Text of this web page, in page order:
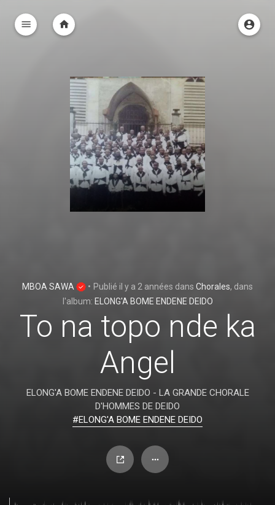
MBOA SAWA • Publié il y a 2 années dans Chorales, dans
l'album: ELONG'A BOME ENDENE DEIDO
To na topo nde ka
Angel
ELONG'A BOME ENDENE DEIDO - LA GRANDE CHORALE
D'HOMMES DE DEIDO
#ELONG'A BOME ENDENE DEIDO